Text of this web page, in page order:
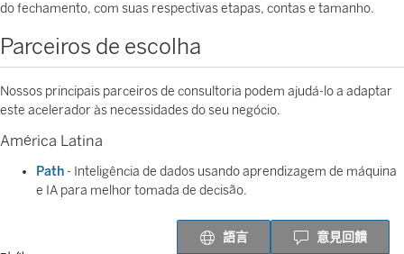
do fechamento, com suas respectivas etapas, contas e tamanho.
Parceiros de escolha
Nossos principais parceiros de consultoria podem ajudá-lo a adaptar
este acelerador às necessidades do seu negócio.
América Latina
Path - Inteligência de dados usando aprendizagem de máquina
e IA para melhor tomada de decisão.
語言 意見回饋